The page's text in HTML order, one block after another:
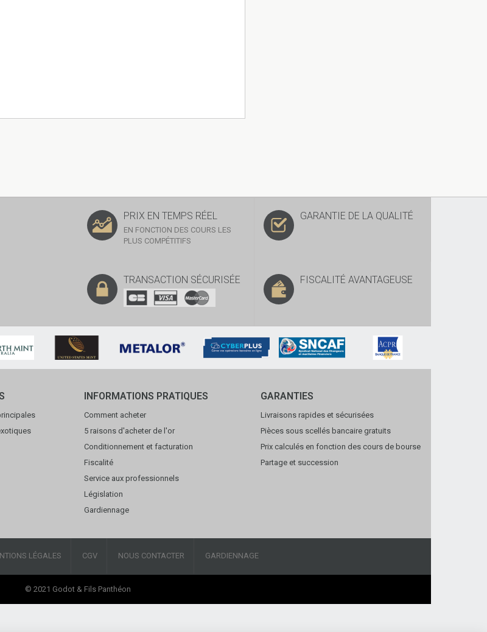
PRIX EN TEMPS RÉEL
EN FONCTION DES COURS LES
PLUS COMPÉTITIFS
GARANTIE DE LA QUALITÉ
TRANSACTION SÉCURISÉE FISCALITÉ AVANTAGEUSE
INFORMATIONS PRATIQUES
Comment acheter
5 raisons d'acheter de l'or
Conditionnement et facturation
Fiscalité
Service aux professionnels
Législation
Gardiennage
GARANTIES
Livraisons rapides et sécurisées
Pièces sous scellés bancaire gratuits
Prix calculés en fonction des cours de bourse
Partage et succession
LÉGALES CGV NOUS CONTACTER GARDIENNAGE
© 2021 Godot & Fils Panthéon